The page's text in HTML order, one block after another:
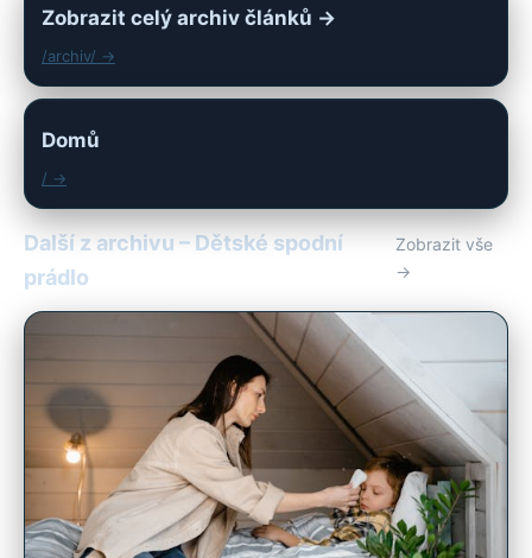
Zobrazit celý archiv článků →
/archiv/ →
Domů
/ →
Další z archivu – Dětské spodní
prádlo
Zobrazit vše
→